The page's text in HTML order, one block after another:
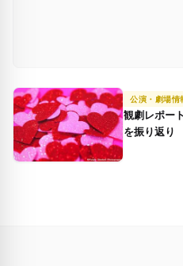
公演・劇場情
観劇レポー
を振り返り